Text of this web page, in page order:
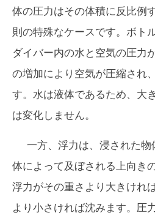
体の圧力はその体積に反比例
則の特殊なケースです。ボト
ダイバー内の水と空気の圧力
の増加により空気が圧縮され
す。水は液体であるため、大
は変化しません。
一方、浮力は、浸された
体によって及ぼされる上向き
浮力がその重さより大きけれ
より小さければ沈みます。圧